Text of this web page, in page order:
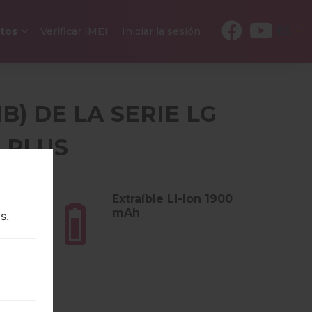
Verificar IMEI Iniciar la sesión
DE LA SERIE LG
Extraíble Li-Ion 1900
mAh